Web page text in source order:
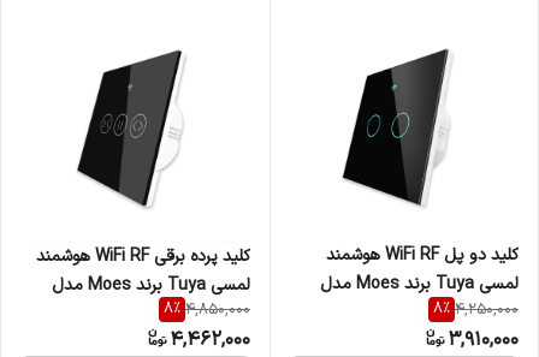
کلید دو پل WiFi RF هوشمند
لمسی Tuya برند Moes مدل
WRS-EU2
4,250,000
8%
3,910,000
کلید پرده برقی WiFi RF هوشمند
لمسی Tuya برند Moes مدل
WRS-EUC
4,850,000
8%
4,462,000